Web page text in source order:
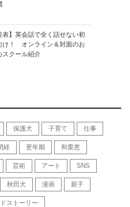
表】英会話で全く話せない初
け！ オンライン＆対面のお
スクール紹介
保護犬 子育て 仕事
経 更年期 和栗恵
芸術 アート SNS
秋田犬 漫画 親子
ストーリー